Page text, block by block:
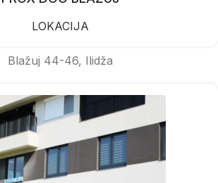
LOKACIJA
Blažuj 44-46, Ilidža